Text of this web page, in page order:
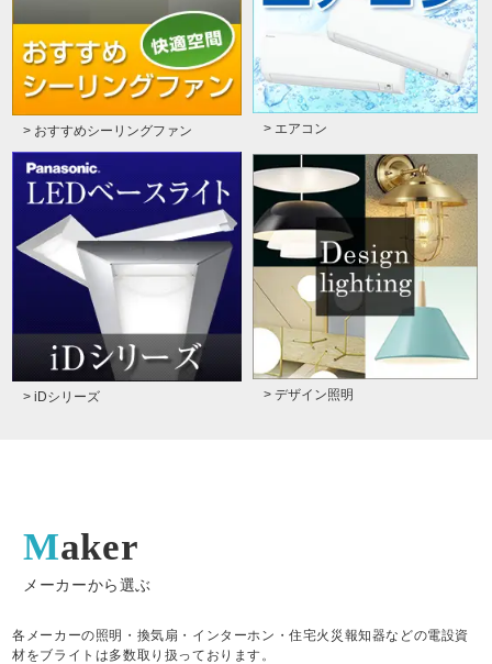
> おすすめシーリングファン > エアコン
> iDシリーズ > デザイン照明
Maker
メーカーから選ぶ
各メーカーの照明・換気扇・インターホン・住宅火災報知器などの電設資
材をブライトは多数取り扱っております。